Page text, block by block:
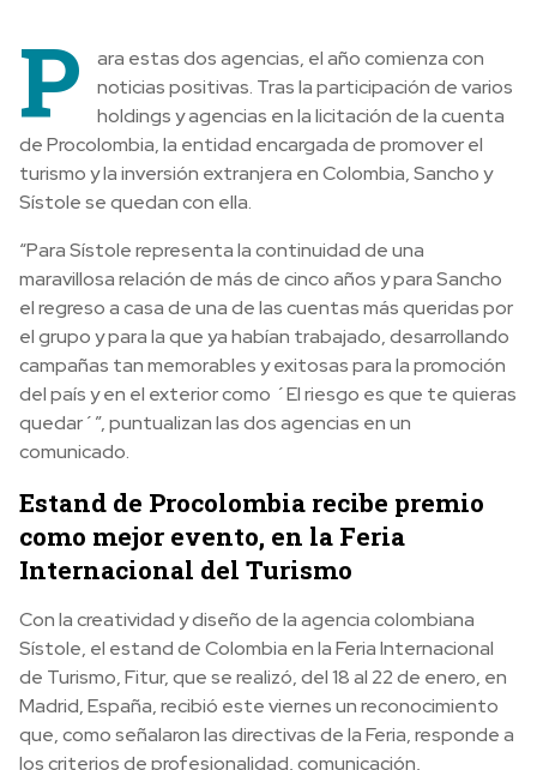
P
ara estas dos agencias, el año comienza con
noticias positivas. Tras la participación de varios
holdings y agencias en la licitación de la cuenta
de Procolombia, la entidad encargada de promover el
turismo y la inversión extranjera en Colombia, Sancho y
Sístole se quedan con ella.
“Para Sístole representa la continuidad de una
maravillosa relación de más de cinco años y para Sancho
el regreso a casa de una de las cuentas más queridas por
el grupo y para la que ya habían trabajado, desarrollando
campañas tan memorables y exitosas para la promoción
del país y en el exterior como ´El riesgo es que te quieras
quedar´”, puntualizan las dos agencias en un
comunicado.
Estand de Procolombia recibe premio
como mejor evento, en la Feria
Internacional del Turismo
Con la creatividad y diseño de la agencia colombiana
Sístole, el estand de Colombia en la Feria Internacional
de Turismo, Fitur, que se realizó, del 18 al 22 de enero, en
Madrid, España, recibió este viernes un reconocimiento
que, como señalaron las directivas de la Feria, responde a
los criterios de profesionalidad, comunicación,